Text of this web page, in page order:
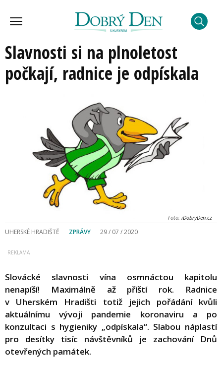
Slavnosti si na plnoletost
počkají, radnice je odpískala
Foto: iDobryDen.cz
UHERSKÉ HRADIŠTĚ ZPRÁVY 29 / 07 / 2020
Slovácké slavnosti vína osmnáctou kapitolu
nenapíší! Maximálně až příští rok. Radnice
v Uherském Hradišti totiž jejich pořádání kvůli
aktuálnímu vývoji pandemie koronaviru a po
konzultaci s hygieniky „odpískala“. Slabou náplastí
pro desítky tisíc návštěvníků je zachování Dnů
otevřených památek.